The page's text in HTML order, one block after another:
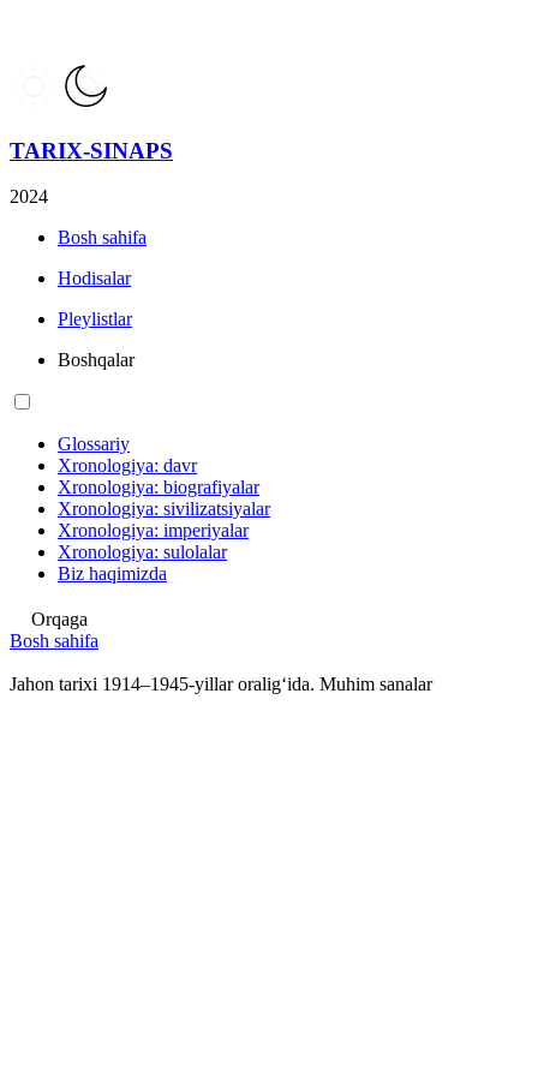
TARIX-SINAPS
2024
Bosh sahifa
Hodisalar
Pleylistlar
Boshqalar
Glossariy
Xronologiya: davr
Xronologiya: biografiyalar
Xronologiya: sivilizatsiyalar
Xronologiya: imperiyalar
Xronologiya: sulolalar
Biz haqimizda
Orqaga
Bosh sahifa
Jahon tarixi 1914–1945-yillar oraligʻida. Muhim sanalar